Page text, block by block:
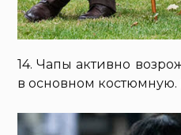
14. Чапы активно
в основном костюмную.